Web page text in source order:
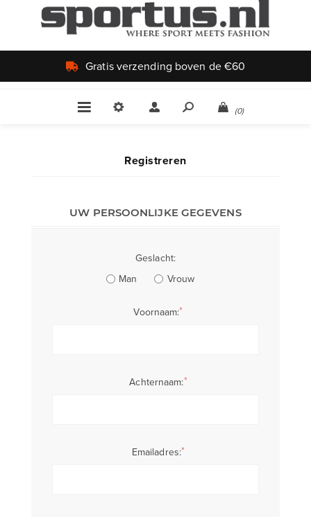
Gratis verzending boven de €60
(0)
Registreren
UW PERSOONLIJKE GEGEVENS
Geslacht:
Man
Vrouw
Voornaam:*
Achternaam:*
Emailadres:*